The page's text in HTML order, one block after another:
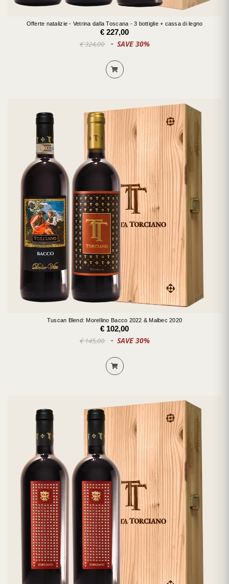
Offerte natalizie - Vetrina dalla Toscana - 3 bottiglie + cassa di legno
€ 227,00
€ 324,00 SAVE 30%
Tuscan Blend: Morellino Bacco 2022 & Malbec 2020
€ 102,00
€ 145,00 SAVE 30%